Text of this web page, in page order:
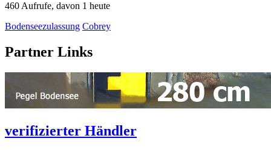
460 Aufrufe, davon 1 heute
Bodenseezulassung Cobrey
Partner Links
verifizierter Händler